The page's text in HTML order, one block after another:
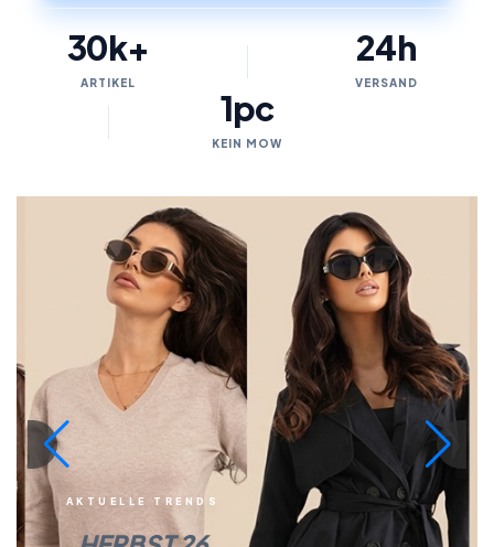
30k+
ARTIKEL
24h
VERSAND
1pc
KEIN MOW
AKTUELLE TRENDS